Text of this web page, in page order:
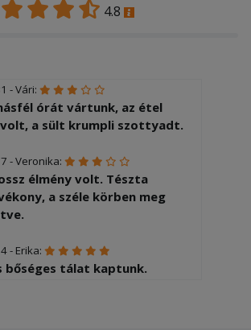
4.8
- Vári:
órát vártunk, az étel
a sült krumpli szottyadt.
- Veronika:
élmény volt. Tészta
a széle körben meg
- Erika:
bőséges tálat kaptunk.